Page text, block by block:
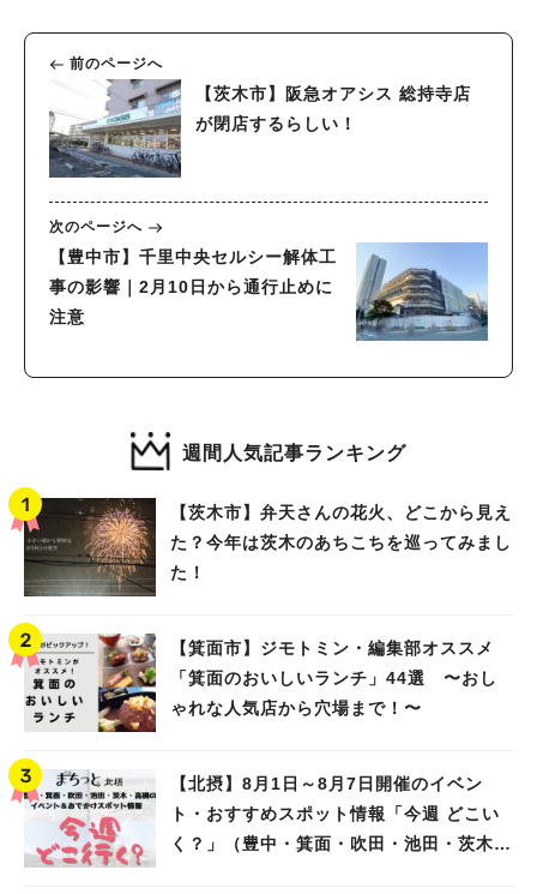
前のページへ
【茨木市】阪急オアシス 総持寺店
が閉店するらしい！
次のページへ
【豊中市】千里中央セルシー解体工
事の影響｜2月10日から通行止めに
注意
週間人気記事ランキング
【茨木市】弁天さんの花火、どこから見え
た？今年は茨木のあちこちを巡ってみまし
た！
【箕面市】ジモトミン・編集部オススメ
「箕面のおいしいランチ」44選 〜おし
ゃれな人気店から穴場まで！〜
【北摂】8月1日～8月7日開催のイベン
ト・おすすめスポット情報「今週 どこい
く？」（豊中・箕面・吹田・池田・茨木・